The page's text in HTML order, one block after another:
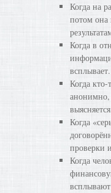
Когда на
потом она
Когда в
всплывает.
Когда кто-
анонимно,
Когда
проверки
Когда